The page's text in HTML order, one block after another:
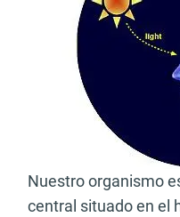
Nuestro organismo
central situado en el